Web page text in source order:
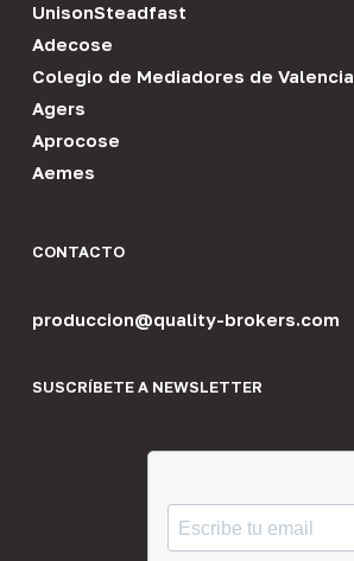
UnisonSteadfast
Adecose
Colegio de Mediadores de Valencia
Agers
Aprocose
Aemes
CONTACTO
produccion@quality-brokers.com
SUSCRÍBETE A NEWSLETTER